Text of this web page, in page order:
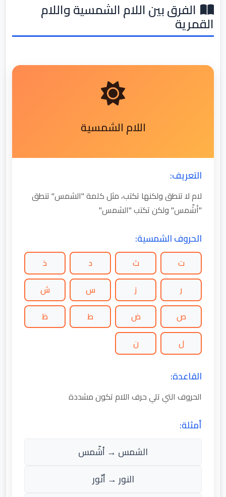
الفرق بين اللام الشمسية واللام
القمرية
اللام الشمسية
التعريف:
لام لا تنطق ولكنها تكتب، مثل كلمة "الشمس" تنطق
"أشّمس" ولكن تكتب "الشمس"
الحروف الشمسية:
ت ث د
ذ
ر
ز س
ش
ص
ض ط
ظ
ل
ن
القاعدة:
الحروف التي تلي حرف اللام تكون مشددة
أمثلة:
الشمس → أشّمس
النور → أنّور